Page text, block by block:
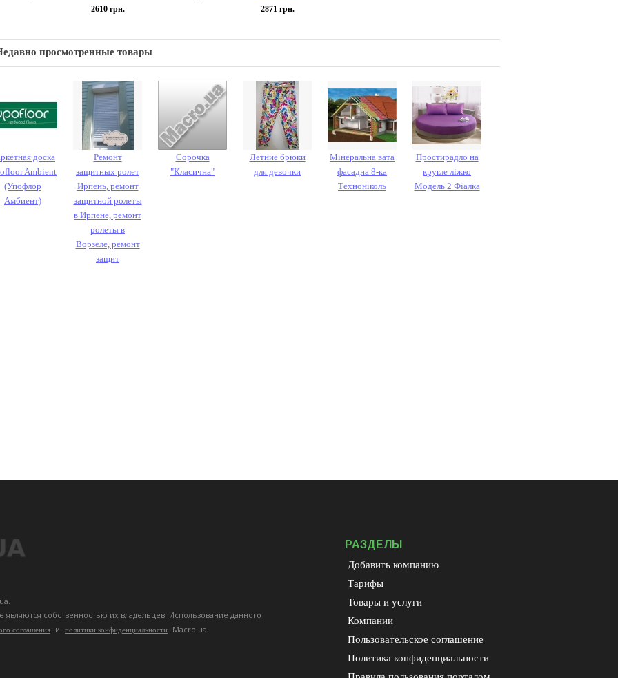
2610грн. 2871грн.
просмотренные товары
доска
Ambient
(Упофлор
Амбиент)
Ремонт
защитных ролет
Ирпень, ремонт
защитной ролеты
в Ирпене, ремонт
ролеты в
Ворзеле, ремонт
защит
Сорочка
"Класична"
Летние брюки
для девочки
Мінеральна вата
фасадна 8-ка
Техноніколь
Простирадло на
кругле ліжко
Модель 2 Фіалка
собственностью их владельцев. Использование данного
соглашения и политики конфиденциальности Macro.ua
РАЗДЕЛЫ
Добавить компанию
Тарифы
Товары и услуги
Компании
Пользовательское соглашение
Политика конфиденциальности